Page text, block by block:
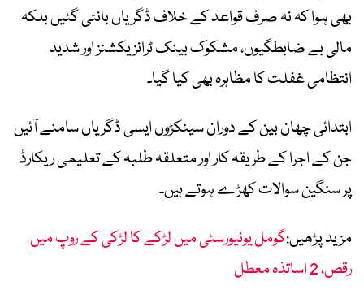
بھی ہوا کہ نہ صرف قواعد کے خلاف ڈگریاں بانٹی گئیں بلکہ
مالی بے ضابطگیوں، مشکوک بینک ٹرانزیکشنز اور شدید
انتظامی غفلت کا مظاہرہ بھی کیا گیا۔
ابتدائی چھان بین کے دوران سینکڑوں ایسی ڈگریاں سامنے آئیں
جن کے اجرا کے طریقہ کار اور متعلقہ طلبہ کے تعلیمی ریکارڈ
پر سنگین سوالات کھڑے ہوتے ہیں۔
مزید پڑھیں:گومل یونیورسٹی میں لڑکے کا لڑکی کے روپ میں
رقص، 2 اساتذہ معطل